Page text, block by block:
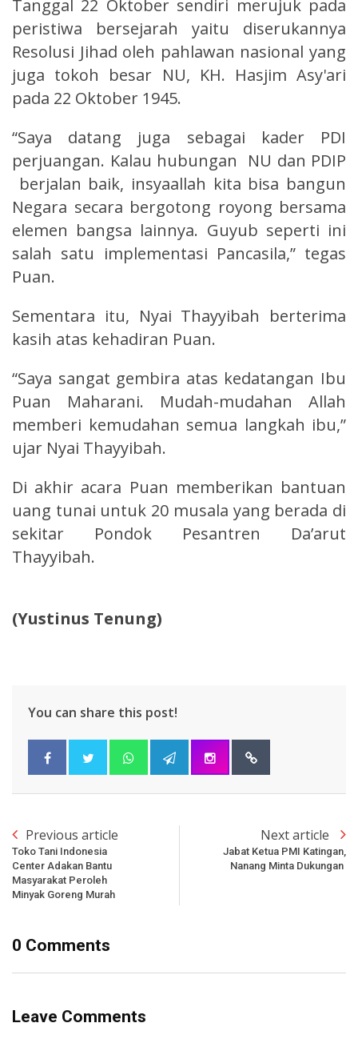
Tanggal 22 Oktober sendiri merujuk pada
peristiwa bersejarah yaitu diserukannya
Resolusi Jihad oleh pahlawan nasional yang
juga tokoh besar NU, KH. Hasjim Asy'ari
pada 22 Oktober 1945.
“Saya datang juga sebagai kader PDI
perjuangan. Kalau hubungan NU dan PDIP
berjalan baik, insyaallah kita bisa bangun
Negara secara bergotong royong bersama
elemen bangsa lainnya. Guyub seperti ini
salah satu implementasi Pancasila,” tegas
Puan.
Sementara itu, Nyai Thayyibah berterima
kasih atas kehadiran Puan.
“Saya sangat gembira atas kedatangan Ibu
Puan Maharani. Mudah-mudahan Allah
memberi kemudahan semua langkah ibu,”
ujar Nyai Thayyibah.
Di akhir acara Puan memberikan bantuan
uang tunai untuk 20 musala yang berada di
sekitar Pondok Pesantren Da’arut
Thayyibah.
(Yustinus Tenung)
You can share this post!
Previous article
Toko Tani Indonesia
Center Adakan Bantu
Masyarakat Peroleh
Minyak Goreng Murah
Next article
Jabat Ketua PMI Katingan,
Nanang Minta Dukungan
0 Comments
Leave Comments